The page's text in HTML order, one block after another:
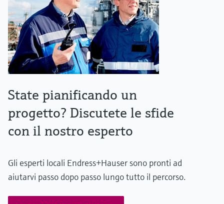
State pianificando un
progetto? Discutete le sfide
con il nostro esperto
Gli esperti locali Endress+Hauser sono pronti ad
aiutarvi passo dopo passo lungo tutto il percorso.